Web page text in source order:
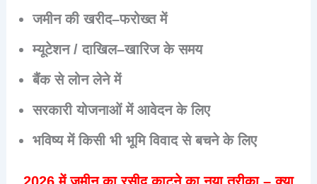
जमीन कीखरीद–फरोख्तमें
म्यूटेशन / दाखिल–खारिजके समय
बैंक सेलोनलेने में
सरकारी योजनाओं में आवेदन के लिए
भविष्य में किसी भीभूमि विवादसे बचने के लिए